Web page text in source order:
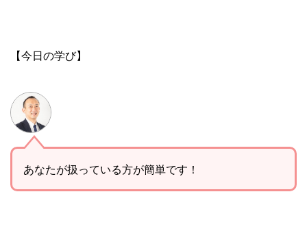
【今日の学び】
あなたが扱っている方が簡単です！